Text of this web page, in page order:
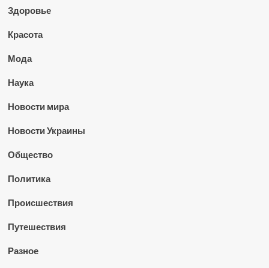
Здоровье
Красота
Мода
Наука
Новости мира
Новости Украины
Общество
Политика
Происшествия
Путешествия
Разное